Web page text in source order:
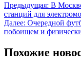
Предыдущая: В
станций для
Далее: Очередной
побоищем и
Похожие